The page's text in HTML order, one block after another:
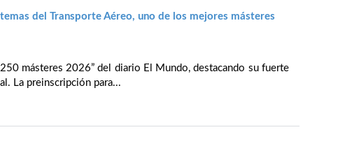
del Transporte Aéreo, uno de los mejores másteres
másteres 2026” del diario El Mundo, destacando su fuerte
La preinscripción para...